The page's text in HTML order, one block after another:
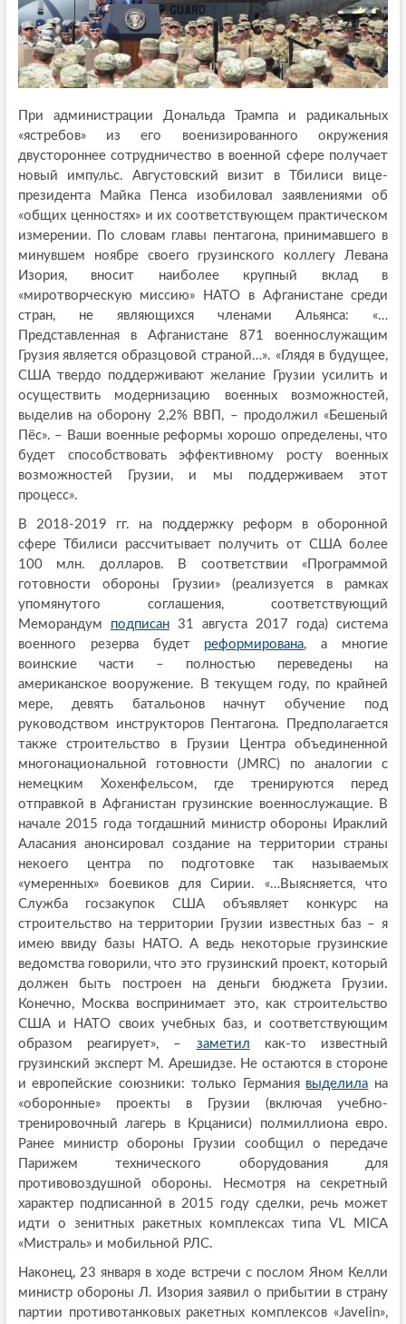
При администрации Дональда Трампа и радикальных
«ястребов» из его военизированного окружения
двустороннее сотрудничество в военной сфере получает
новый импульс. Августовский визит в Тбилиси вице-
президента Майка Пенса изобиловал заявлениями об
«общих ценностях» и их соответствующем практическом
измерении. По словам главы пентагона, принимавшего в
минувшем ноябре своего грузинского коллегу Левана
Изория, вносит наиболее крупный вклад в
«миротворческую миссию» НАТО в Афганистане среди
стран, не являющихся членами Альянса: «…
Представленная в Афганистане 871 военнослужащим
Грузия является образцовой страной…». «Глядя в будущее,
США твердо поддерживают желание Грузии усилить и
осуществить модернизацию военных возможностей,
выделив на оборону 2,2% ВВП, – продолжил «Бешеный
Пёс». – Ваши военные реформы хорошо определены, что
будет способствовать эффективному росту военных
возможностей Грузии, и мы поддерживаем этот
процесс».
В 2018-2019 гг. на поддержку реформ в оборонной
сфере Тбилиси рассчитывает получить от США более
100 млн. долларов. В соответствии «Программой
готовности обороны Грузии» (реализуется в рамках
упомянутого соглашения, соответствующий
Меморандум подписан31 августа 2017 года) система
военного резерва будет реформирована, а многие
воинские части – полностью переведены на
американское вооружение. В текущем году, по крайней
мере, девять батальонов начнут обучение под
руководством инструкторов Пентагона. Предполагается
также строительство в Грузии Центра объединенной
многонациональной готовности (JMRC) по аналогии с
немецким Хохенфельсом, где тренируются перед
отправкой в Афганистан грузинские военнослужащие. В
начале 2015 года тогдашний министр обороны Ираклий
Аласания анонсировал создание на территории страны
некоего центра по подготовке так называемых
«умеренных» боевиков для Сирии. «…Выясняется, что
Служба госзакупок США объявляет конкурс на
строительство на территории Грузии известных баз – я
имею ввиду базы НАТО. А ведь некоторые грузинские
ведомства говорили, что это грузинский проект, который
должен быть построен на деньги бюджета Грузии.
Конечно, Москва воспринимает это, как строительство
США и НАТО своих учебных баз, и соответствующим
образом реагирует», – заметил как-то известный
грузинский эксперт М. Арешидзе. Не остаются в стороне
и европейские союзники: только Германия выделила на
«оборонные» проекты в Грузии (включая учебно-
тренировочный лагерь в Крцаниси) полмиллиона евро.
Ранее министр обороны Грузии сообщил о передаче
Парижем технического оборудования для
противовоздушной обороны. Несмотря на секретный
характер подписанной в 2015 году сделки, речь может
идти о зенитных ракетных комплексах типа VL MICA
«Мистраль» и мобильной РЛС.
Наконец, 23 января в ходе встречи с послом Яном Келли
министр обороны Л. Изория заявил о прибытии в страну
партии противотанковых ракетных комплексов «Javelin»,